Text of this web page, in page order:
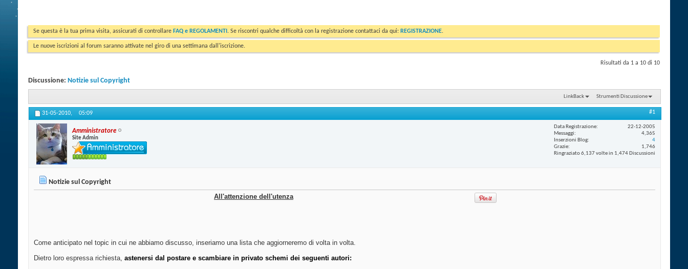
Se questa è la tua prima visita, assicurati di controllare FAQ e REGOLAMENTI . Se riscontri qualche difficoltà con la registrazione contattaci da qui: REGISTRAZIONE.
Le nuove iscrizioni al forum saranno attivate nel giro di una settimana dall'iscrizione.
Risultati da 1 a 10 di 10
Discussione: Notizie sul Copyright
LinkBack Strumenti Discussione
31-05-2010, 05:09 #1
Amministratore
Site Admin
Data Registrazione
22-12-2005
Messaggi
4,365
Inserzioni Blog
4
Grazie
1,746
Ringraziato 6,137 volte in 1,474 Discussioni
Notizie sul Copyright
All'attenzione dell'utenza
Come anticipato nel topic in cui ne abbiamo discusso, inseriamo una lista che aggiorneremo di volta in volta.
Dietro loro espressa richiesta, astenersi dal postare e scambiare in privato schemi dei seguenti autori: